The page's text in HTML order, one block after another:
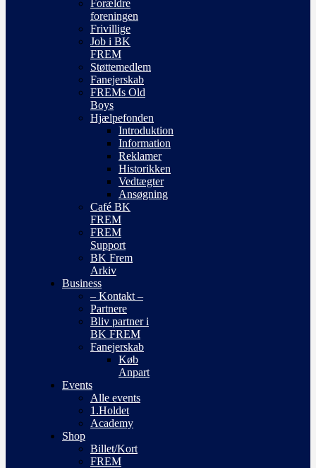
Forældre
foreningen
Frivillige
Job i BK
FREM
Støttemedlem
Fanejerskab
FREMs Old
Boys
Hjælpefonden
Introduktion
Information
Reklamer
Historikken
Vedtægter
Ansøgning
Café BK
FREM
FREM
Support
BK Frem
Arkiv
Business
– Kontakt –
Partnere
Bliv partner i
BK FREM
Fanejerskab
Køb
Anpart
Events
Alle events
1.Holdet
Academy
Shop
Billet/Kort
FREM